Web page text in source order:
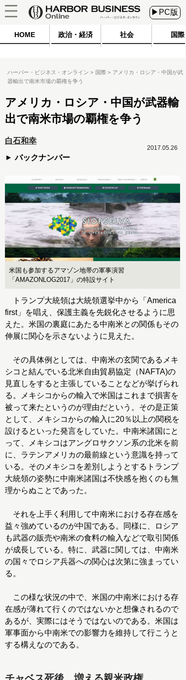
▶PC版
HOME 政治・経済 社会 国際
ハーバー・ビジネス・オンライン 国際
アメリカ・ロシア・中国が武
器輸出で南米市場の覇権を争う
アメリカ・ロシア・中国が武器輸
出で南米市場の覇権を争う
白石和幸
バックナンバー
2017.05.26
米国も参加するアマゾン地帯の軍事演習
「AMAZONLOG2017」の特設サイト
トランプ大統領は大統領選挙中から「America
first」を唱え、保護主義を先鋭化させるように思
えた。米国の裏庭にあたる中南米との関係もその
伸展に関心を示さないように見えた。
その具体例としては、中南米の玄関であるメキ
シコと結んでいる北米自由貿易協定（NAFTA)の
見直しをすると主張していることなどが挙げられ
る。メキシコからの輸入で米国はこれまで損害を
被って来たというのが理由だという。その是正策
として、メキシコからの輸入に20％以上の関税を
設けるといった発言をしていた。中南米諸国にと
って、メキシコはアングロサクソン系の北米を前
に、ラテンアメリカの最前線という意識を持って
いる。そのメキシコを差別しようとするトランプ
大統領の姿勢に中南米諸国は不快感を抱くのも無
理からぬことであった。
それを上手く利用して中南米における存在感を
益々強めているのが中国である。同様に、ロシア
も武器の販売や南米の食料の輸入などで取引関係
が成長している。特に、武器に関しては、中南米
の国々でロシア兵器への関心は次第に強まってい
る。
この様な状況の中で、米国の中南米における存
在感が薄れて行くのではないかと想像されるので
あるが、実際にはそうではないのである。米国は
軍事面から中南米での影響力を維持して行こうと
する構えなのである。
チャベス死後、増える親米政権